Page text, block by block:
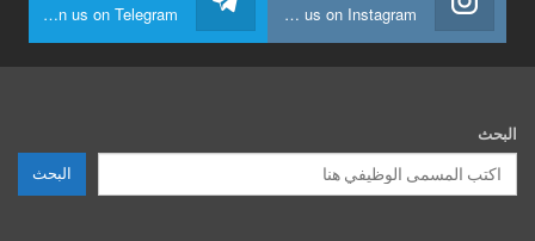
Join us on Instagram
Join us on Telegram
البحث
البحث